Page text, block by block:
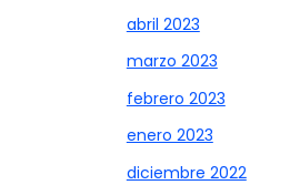
abril 2023
marzo 2023
febrero 2023
enero 2023
diciembre 2022